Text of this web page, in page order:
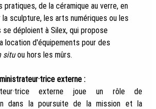
pratiques, de la céramique au verre, en
sculpture, les arts numériques ou les
déploient à Silex, qui propose
location d'équipements pour des
situ ou hors les mûrs.
externe :
externe joue un rôle de
dans la poursuite de la mission et la